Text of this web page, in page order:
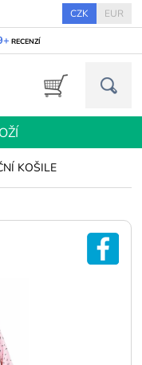
CZK EUR
RECENZÍ
KOŠILE